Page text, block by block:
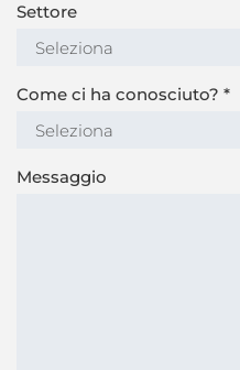
Settore
Come ci ha conosciuto? *
Messaggio